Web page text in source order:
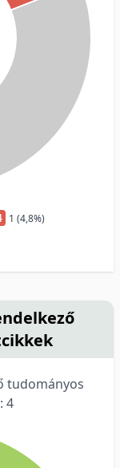
1 (4,8%)
tudományos
4